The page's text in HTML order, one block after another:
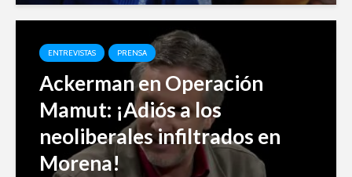
ENTREVISTAS PRENSA
Ackerman en Operación
Mamut: ¡Adiós a los
neoliberales infiltrados en
Morena!